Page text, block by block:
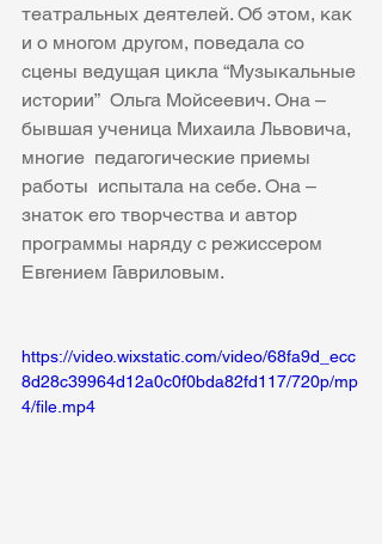
театральных деятелей. Об этом, как
и о многом другом, поведала со
сцены ведущая цикла “Музыкальные
истории”  Ольга Мойсеевич. Она –
бывшая ученица Михаила Львовича,
многие  педагогические приемы
работы  испытала на себе. Она –
знаток его творчества и автор
программы наряду с режиссером
Евгением Гавриловым.
https://video.wixstatic.com/video/68fa9d_ecc
8d28c39964d12a0c0f0bda82fd117/720p/mp
4/file.mp4